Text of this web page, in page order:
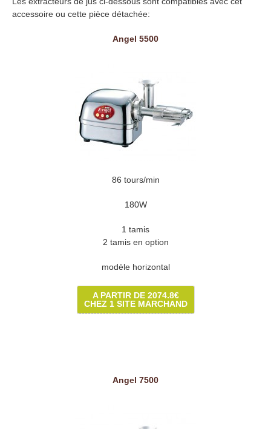
accessoire ou cette pièce détachée:
Angel 5500
86 tours/min
180W
1 tamis
2 tamis en option
modèle horizontal
A PARTIR DE 2074.8€
CHEZ 1 SITE MARCHAND
Angel 7500